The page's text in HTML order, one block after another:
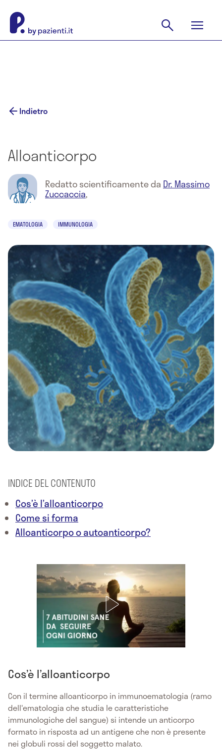
Indietro
Alloanticorpo
Redatto scientificamente da Dr. Massimo
Zuccaccia,
EMATOLOGIA IMMUNOLOGIA
INDICE DEL CONTENUTO
Cos’è l’alloanticorpo
Come si forma
Alloanticorpo o autoanticorpo?
Cos’è l’alloanticorpo
Con il termine alloanticorpo in immunoematologia (ramo
dell'ematologia che studia le caratteristiche
immunologiche del sangue) si intende un anticorpo
formato in risposta ad un antigene che non è presente
nei globuli rossi del soggetto malato.